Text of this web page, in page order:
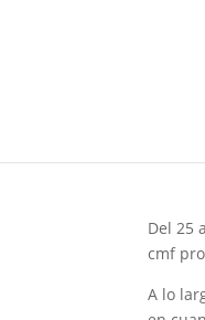
Del 25
cmf
A lo